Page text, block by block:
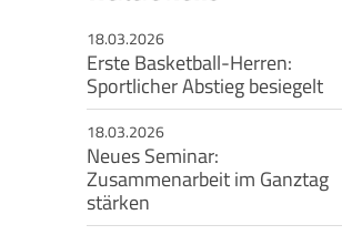
18.03.2026
Erste Basketball-Herren:
Sportlicher Abstieg besiegelt
18.03.2026
Neues Seminar:
Zusammenarbeit im Ganztag
stärken